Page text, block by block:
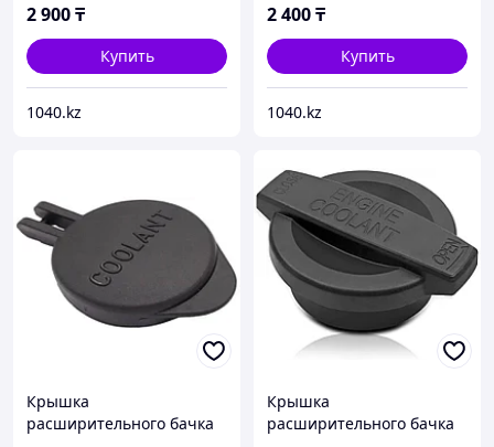
2 900₸
Купить
1040.kz
2 400₸
Купить
1040.kz
Крышка
расширительного бачка
Крышка
расширительного бачка